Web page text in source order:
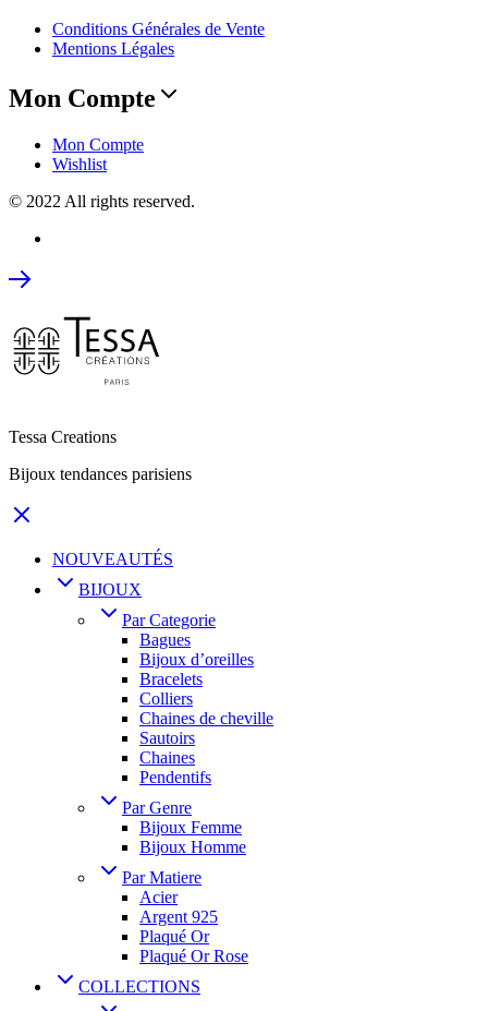
Conditions Générales de Vente
Mentions Légales
Mon Compte
Mon Compte
Wishlist
© 2022 All rights reserved.
Tessa Creations
Bijoux tendances parisiens
NOUVEAUTÉS
BIJOUX
Par Categorie
Bagues
Bijoux d’oreilles
Bracelets
Colliers
Chaines de cheville
Sautoirs
Chaines
Pendentifs
Par Genre
Bijoux Femme
Bijoux Homme
Par Matiere
Acier
Argent 925
Plaqué Or
Plaqué Or Rose
COLLECTIONS